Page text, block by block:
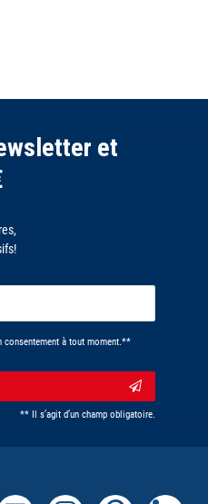
et
consentement à tout moment.**
** Il s’agit d’un champ obligatoire.